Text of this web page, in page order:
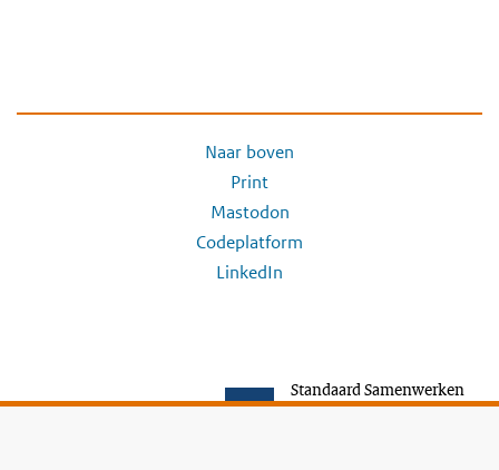
Naar boven
Print
Mastodon
Codeplatform
LinkedIn
Standaard Samenwerken